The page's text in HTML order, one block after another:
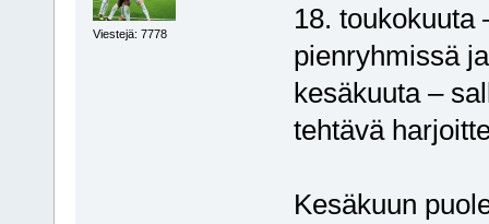
Viestejä: 7778
18. toukokuuta
pienryhmissä
kesäkuuta –
tehtävä
Kesäkuun